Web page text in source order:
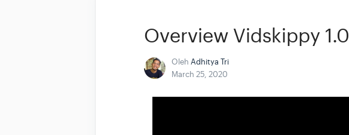
Overview Vidskippy 1.0
Oleh Adhitya Tri
March 25, 2020